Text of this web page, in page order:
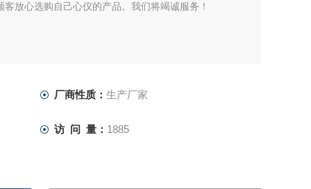
放心选购自己心仪的产品。我们将竭诚服务！
厂商性质： 生产厂家
访 问 量： 1885